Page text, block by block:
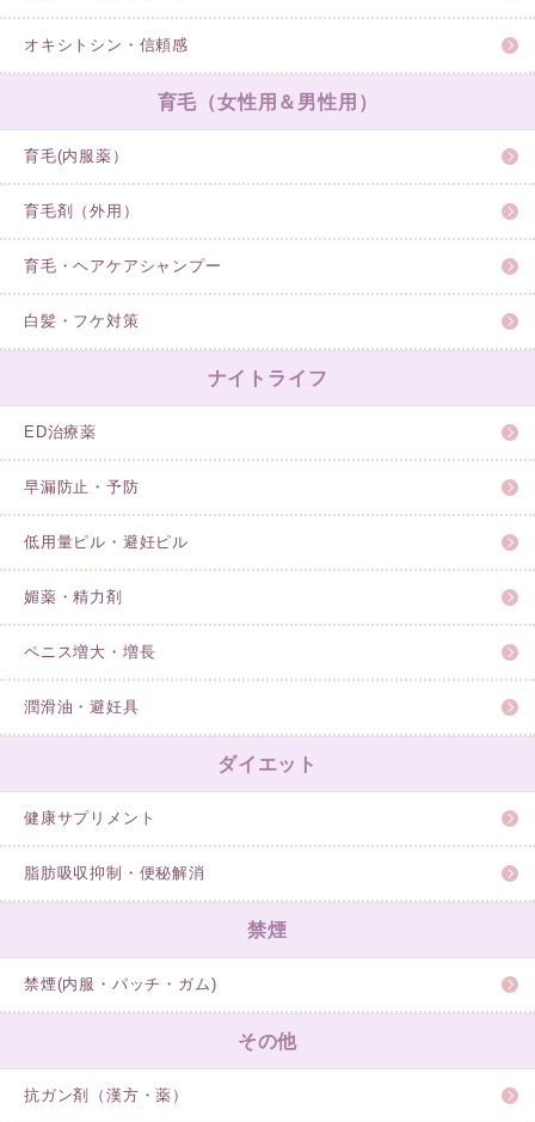
オキシトシン・信頼感
育毛（女性用＆男性用）
育毛(内服薬）
育毛剤（外用）
育毛・ヘアケアシャンプー
白髪・フケ対策
ナイトライフ
ED治療薬
早漏防止・予防
低用量ピル・避妊ピル
媚薬・精力剤
ペニス増大・増長
潤滑油・避妊具
ダイエット
健康サプリメント
脂肪吸収抑制・便秘解消
禁煙
禁煙(内服・パッチ・ガム)
その他
抗ガン剤（漢方・薬）